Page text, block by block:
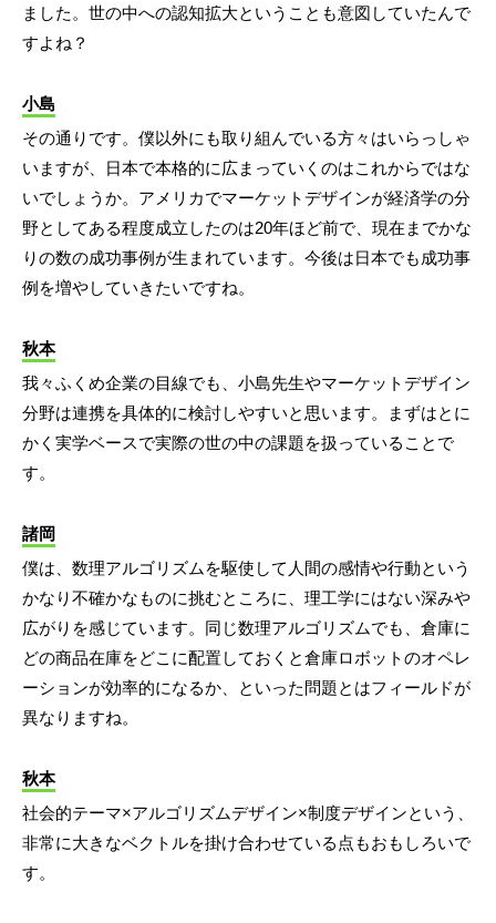
ました。世の中への認知拡大ということも意図していたんで
すよね？
小島
その通りです。僕以外にも取り組んでいる方々はいらっしゃ
いますが、日本で本格的に広まっていくのはこれからではな
いでしょうか。アメリカでマーケットデザインが経済学の分
野としてある程度成立したのは20年ほど前で、現在までかな
りの数の成功事例が生まれています。今後は日本でも成功事
例を増やしていきたいですね。
秋本
我々ふくめ企業の目線でも、小島先生やマーケットデザイン
分野は連携を具体的に検討しやすいと思います。まずはとに
かく実学ベースで実際の世の中の課題を扱っていることで
す。
諸岡
僕は、数理アルゴリズムを駆使して人間の感情や行動という
かなり不確かなものに挑むところに、理工学にはない深みや
広がりを感じています。同じ数理アルゴリズムでも、倉庫に
どの商品在庫をどこに配置しておくと倉庫ロボットのオペレ
ーションが効率的になるか、といった問題とはフィールドが
異なりますね。
秋本
社会的テーマ×アルゴリズムデザイン×制度デザインという、
非常に大きなベクトルを掛け合わせている点もおもしろいで
す。